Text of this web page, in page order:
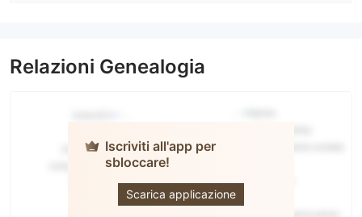
Relazioni Genealogia
Iscriviti all'app per
sbloccare!
Scarica applicazione